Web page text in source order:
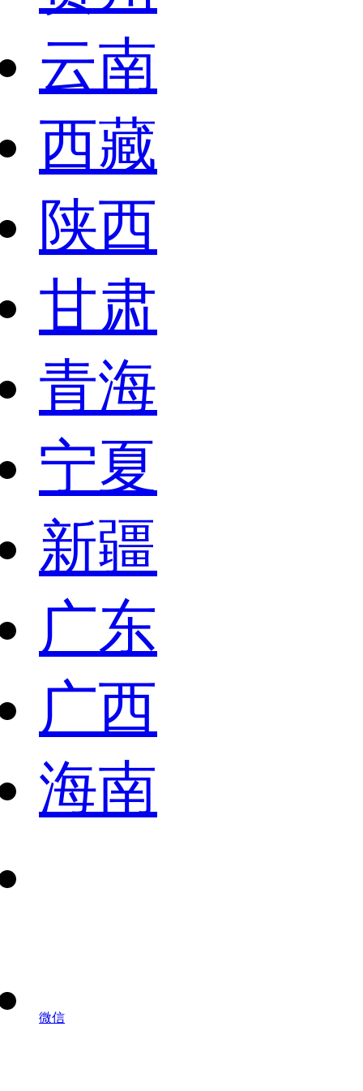
云南
西藏
陕西
甘肃
青海
宁夏
新疆
广东
广西
海南
微信